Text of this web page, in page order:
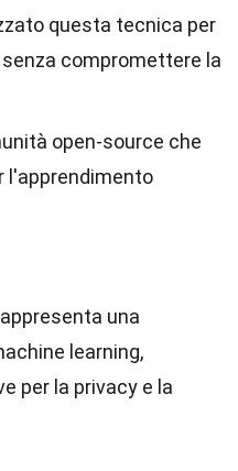
questa tecnica per
compromettere la
open-source che
l'apprendimento
una
learning,
per la privacy e la